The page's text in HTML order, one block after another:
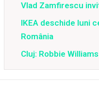
Vlad Zamfirescu
IKEA deschide luni
România
Cluj: Robbie